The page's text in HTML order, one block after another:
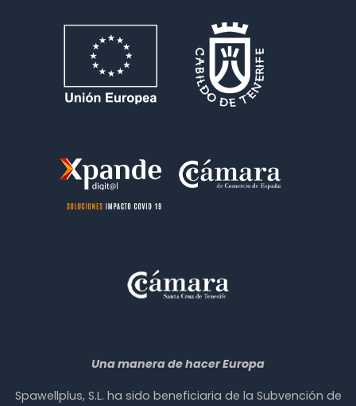
Una manera de hacer Europa
Spawellplus, S.L. ha sido beneficiaria de la Subvención de